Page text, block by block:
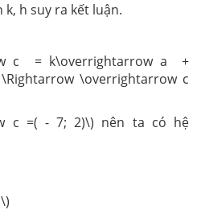
h suy ra kết luận.
c = k\overrightarrow a +
\overrightarrow c
c =( - 7; 2)\) nên ta có hệ